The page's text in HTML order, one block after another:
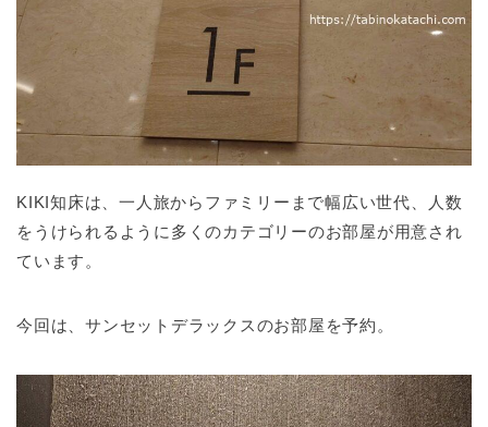
KIKI知床は、一人旅からファミリーまで幅広い世代、人数
をうけられるように多くのカテゴリーのお部屋が用意され
ています。
今回は、サンセットデラックスのお部屋を予約。